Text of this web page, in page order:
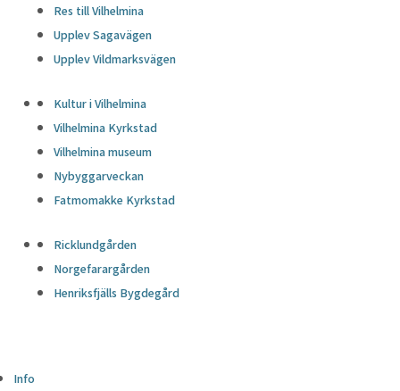
Res till Vilhelmina
Upplev Sagavägen
Upplev Vildmarksvägen
Kultur i Vilhelmina
Vilhelmina Kyrkstad
Vilhelmina museum
Nybyggarveckan
Fatmomakke Kyrkstad
Ricklundgården
Norgefarargården
Henriksfjälls Bygdegård
Info